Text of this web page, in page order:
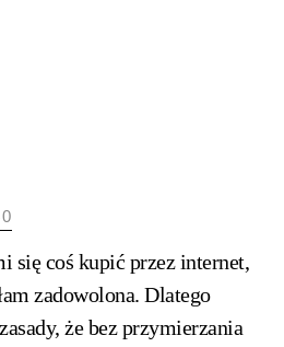
się coś kupić przez internet,
zadowolona. Dlatego
że bez przymierzania